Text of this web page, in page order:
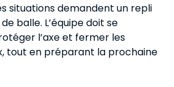
situations demandent un repli
balle. L’équipe doit se
l’axe et fermer les
tout en préparant la prochaine